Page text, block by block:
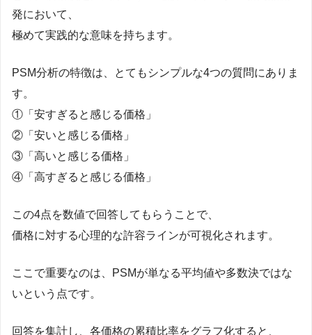
発において、
極めて実践的な意味を持ちます。
PSM分析の特徴は、とてもシンプルな4つの質問にありま
す。
①「安すぎると感じる価格」
②「安いと感じる価格」
③「高いと感じる価格」
④「高すぎると感じる価格」
この4点を数値で回答してもらうことで、
価格に対する心理的な許容ラインが可視化されます。
ここで重要なのは、PSMが単なる平均値や多数決ではな
いという点です。
回答を集計し、各価格の累積比率をグラフ化すると、